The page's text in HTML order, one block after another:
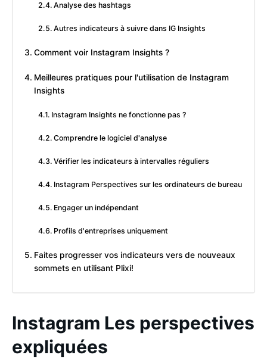
Analyse des hashtags
Autres indicateurs à suivre dans IG Insights
Comment voir Instagram Insights ?
Meilleures pratiques pour l'utilisation de Instagram
Insights
Instagram Insights ne fonctionne pas ?
Comprendre le logiciel d'analyse
Vérifier les indicateurs à intervalles réguliers
Instagram Perspectives sur les ordinateurs de bureau
Engager un indépendant
Profils d'entreprises uniquement
Faites progresser vos indicateurs vers de nouveaux
sommets en utilisant Plixi!
Instagram Les perspectives
expliquées